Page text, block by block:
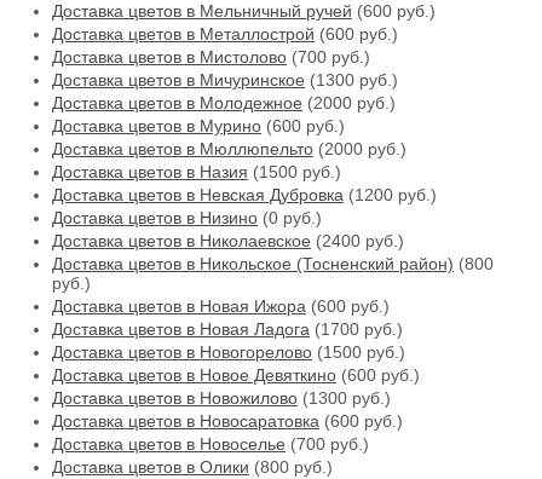
Доставка цветов в Мельничный ручей (600 руб.)
Доставка цветов в Металлострой (600 руб.)
Доставка цветов в Мистолово (700 руб.)
Доставка цветов в Мичуринское (1300 руб.)
Доставка цветов в Молодежное (2000 руб.)
Доставка цветов в Мурино (600 руб.)
Доставка цветов в Мюллюпельто (2000 руб.)
Доставка цветов в Назия (1500 руб.)
Доставка цветов в Невская Дубровка (1200 руб.)
Доставка цветов в Низино (0 руб.)
Доставка цветов в Николаевское (2400 руб.)
Доставка цветов в Никольское (Тосненский район) (800
руб.)
Доставка цветов в Новая Ижора (600 руб.)
Доставка цветов в Новая Ладога (1700 руб.)
Доставка цветов в Новогорелово (1500 руб.)
Доставка цветов в Новое Девяткино (600 руб.)
Доставка цветов в Новожилово (1300 руб.)
Доставка цветов в Новосаратовка (600 руб.)
Доставка цветов в Новоселье (700 руб.)
Доставка цветов в Олики (800 руб.)